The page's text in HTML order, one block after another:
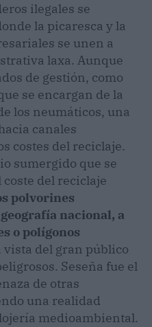
ilegales se
la picaresca y la
se unen a
laxa. Aunque
de gestión, como
se encargan de la
los neumáticos, una
canales
costes del reciclaje.
sumergido que se
del reciclaje
polvorines
nacional, a
o polígonos
vista del gran público
Seseña fue el
de otras
una realidad
medioambiental.